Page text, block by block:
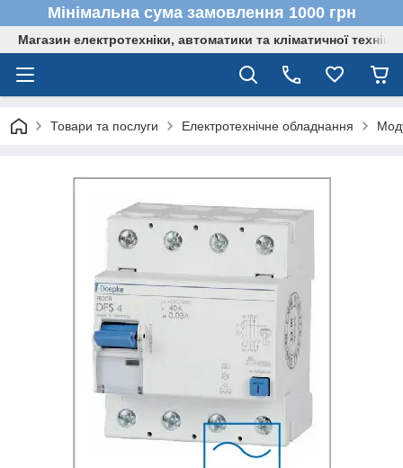
Мінімальна сума замовлення 1000 грн
Магазин електротехніки, автоматики та кліматичної техніки
Товари та послуги Електротехнічне обладнання